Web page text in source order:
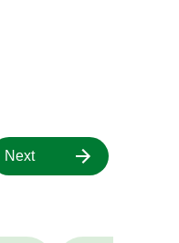
Next